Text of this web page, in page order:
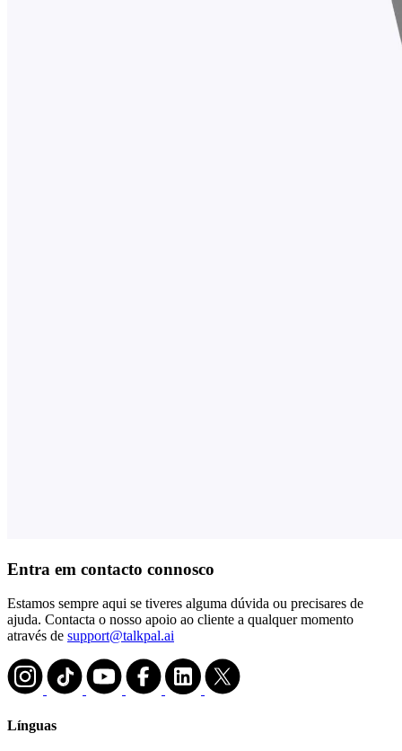
Entra em contacto connosco
Estamos sempre aqui se tiveres alguma dúvida ou precisares de
ajuda. Contacta o nosso apoio ao cliente a qualquer momento
através de support@talkpal.ai
Línguas